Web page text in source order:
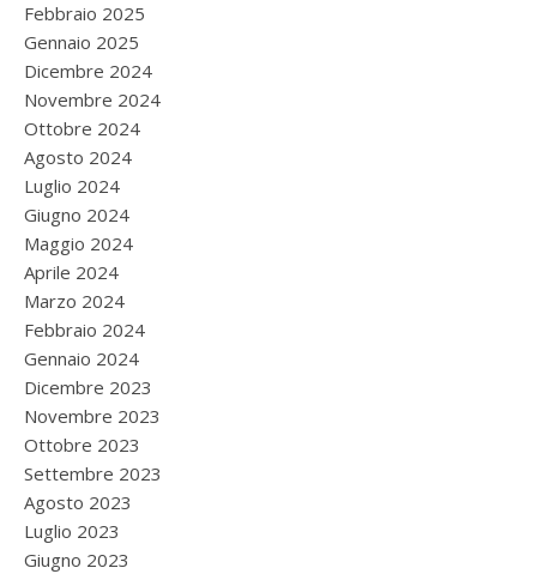
Febbraio 2025
Gennaio 2025
Dicembre 2024
Novembre 2024
Ottobre 2024
Agosto 2024
Luglio 2024
Giugno 2024
Maggio 2024
Aprile 2024
Marzo 2024
Febbraio 2024
Gennaio 2024
Dicembre 2023
Novembre 2023
Ottobre 2023
Settembre 2023
Agosto 2023
Luglio 2023
Giugno 2023